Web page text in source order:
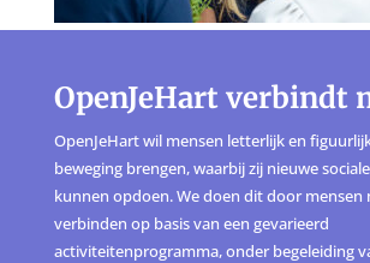
OpenJeHart verbindt
OpenJeHart wil mensen letterlijk en
beweging brengen, waarbij zij nieuwe
kunnen opdoen. We doen dit door mensen
verbinden op basis van een gevarieerd
activiteitenprogramma, onder begeleiding